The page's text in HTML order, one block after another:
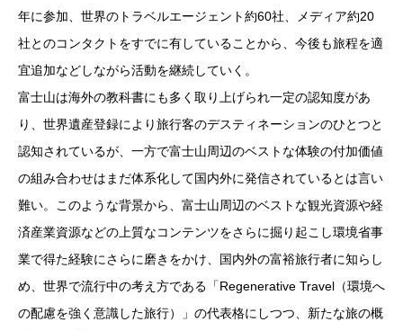
年に参加、世界のトラベルエージェント約60社、メディア約20
社とのコンタクトをすでに有していることから、今後も旅程を適
宜追加などしながら活動を継続していく。
富士山は海外の教科書にも多く取り上げられ一定の認知度があ
り、世界遺産登録により旅行客のデスティネーションのひとつと
認知されているが、一方で富士山周辺のベストな体験の付加価値
の組み合わせはまだ体系化して国内外に発信されているとは言い
難い。このような背景から、富士山周辺のベストな観光資源や経
済産業資源などの上質なコンテンツをさらに掘り起こし環境省事
業で得た経験にさらに磨きをかけ、国内外の富裕旅行者に知らし
め、世界で流行中の考え方である「Regenerative Travel（環境へ
の配慮を強く意識した旅行）」の代表格にしつつ、新たな旅の概